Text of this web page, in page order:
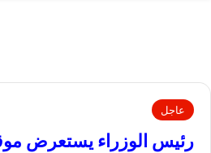
عاجل
رئيس الوزراء يستعرض